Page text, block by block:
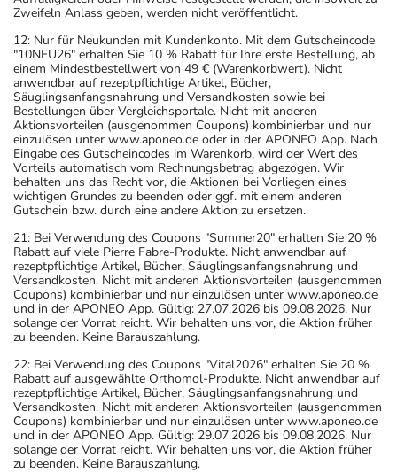
Zweifeln Anlass geben, werden nicht veröffentlicht.
12: Nur für Neukunden mit Kundenkonto. Mit dem Gutscheincode
"10NEU26" erhalten Sie 10 % Rabatt für Ihre erste Bestellung, ab
einem Mindestbestellwert von 49 € (Warenkorbwert). Nicht
anwendbar auf rezeptpflichtige Artikel, Bücher,
Säuglingsanfangsnahrung und Versandkosten sowie bei
Bestellungen über Vergleichsportale. Nicht mit anderen
Aktionsvorteilen (ausgenommen Coupons) kombinierbar und nur
einzulösen unter www.aponeo.de oder in der APONEO App. Nach
Eingabe des Gutscheincodes im Warenkorb, wird der Wert des
Vorteils automatisch vom Rechnungsbetrag abgezogen. Wir
behalten uns das Recht vor, die Aktionen bei Vorliegen eines
wichtigen Grundes zu beenden oder ggf. mit einem anderen
Gutschein bzw. durch eine andere Aktion zu ersetzen.
21: Bei Verwendung des Coupons "Summer20" erhalten Sie 20 %
Rabatt auf viele Pierre Fabre-Produkte. Nicht anwendbar auf
rezeptpflichtige Artikel, Bücher, Säuglingsanfangsnahrung und
Versandkosten. Nicht mit anderen Aktionsvorteilen (ausgenommen
Coupons) kombinierbar und nur einzulösen unter www.aponeo.de
und in der APONEO App. Gültig: 27.07.2026 bis 09.08.2026. Nur
solange der Vorrat reicht. Wir behalten uns vor, die Aktion früher
zu beenden. Keine Barauszahlung.
22: Bei Verwendung des Coupons "Vital2026" erhalten Sie 20 %
Rabatt auf ausgewählte Orthomol-Produkte. Nicht anwendbar auf
rezeptpflichtige Artikel, Bücher, Säuglingsanfangsnahrung und
Versandkosten. Nicht mit anderen Aktionsvorteilen (ausgenommen
Coupons) kombinierbar und nur einzulösen unter www.aponeo.de
und in der APONEO App. Gültig: 29.07.2026 bis 09.08.2026. Nur
solange der Vorrat reicht. Wir behalten uns vor, die Aktion früher
zu beenden. Keine Barauszahlung.